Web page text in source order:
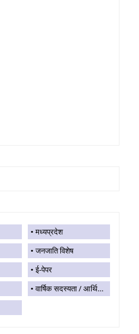
मध्यप्रदेश
जनजाति विशेष
ई-पेपर
वार्षिक सदस्यता / आर्थिक सहयोग